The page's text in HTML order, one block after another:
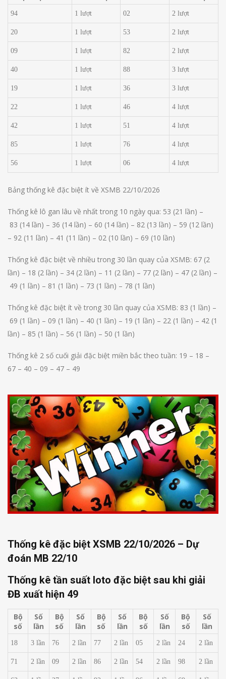
94 1 lượt 02 2 lượt
20 1 lượt 53 2 lượt
09 1 lượt 82 2 lượt
40 1 lượt 88 3 lượt
19 1 lượt 36 3 lượt
22 1 lượt 46 4 lượt
42 1 lượt 51 4 lượt
85 1 lượt 76 4 lượt
56 1 lượt 06 4 lượt
Bảng thống kê đặc biệt ít về XSMB 22/10/2026
Thống kê lô gan lâu về nhất trong 10 ngày qua: 53 (21 lần) –
83 (14 lần) – 36 (14 lần) – 60 (14 lần) – 82 (13 lần) – 59 (12 lần)
– 92 (11 lần) – 41 (11 lần) – 02 (10 lần) – 69 (10 lần)
Thống kê đặc biệt về nhiều trong 30 lần quay của XSMB: 67 (2
lần) – 18 (2 lần) – 34 (2 lần) – 11 (2 lần) – 77 (2 lần) – 47 (2 lần) –
49 (1 lần) – 81 (1 lần) – 73 (1 lần) – 78 (1 lần)
Thống kê đặc biệt ít về trong 30 lần quay của XSMB: 83 (1 lần) –
69 (1 lần) – 09 (1 lần) – 40 (1 lần) – 19 (1 lần) – 22 (1 lần) – 42 (1
lần) – 85 (1 lần) – 56 (1 lần) – 50 (1 lần)
Thống kê 2 số cuối giải đặc biệt miền bắc theo tuần: 19 – 18 –
67 – 40 – 09 – 47 – 49
Thống kê đặc biệt XSMB 22/10/2026 – Dự
đoán MB 22/10
Thống kê tần suất loto đặc biệt sau khi giải
ĐB xuất hiện 49
Bộ
số
Số
lần
Bộ
số
Số
lần
Bộ
số
Số
lần
Bộ
số
Số
lần
Bộ
số
Số
lần
18 3 lần 76 2 lần 77 2 lần 05 2 lần 24 2 lần
71 2 lần 09 2 lần 86 2 lần 54 2 lần 98 2 lần